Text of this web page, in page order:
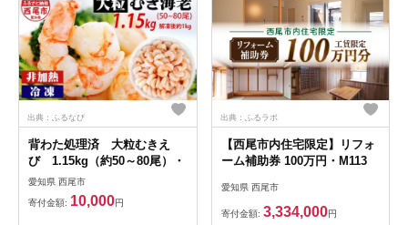
出典：ふるなび
背わた処理済 大粒むきえ
び 1.15kg（約50～80尾）・
愛知県 西尾市
寄付金額: 10,000円
出典：ふるラボ
【西尾市内住宅限定】リフォ
ーム補助券 100万円・M113
愛知県 西尾市
寄付金額: 3,334,000円